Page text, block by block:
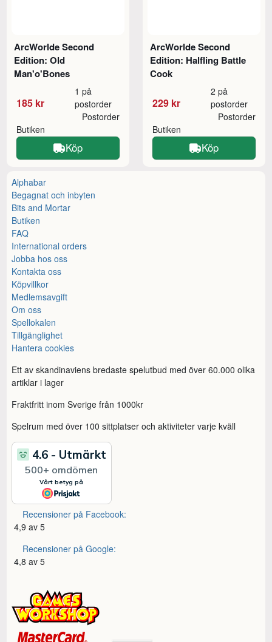
ArcWorlde Second
Edition: Old
Man'o'Bones
185 kr
1 på
postorder
Butiken
Postorder
Köp
ArcWorlde Second
Edition: Halfling Battle
Cook
229 kr
2 på
postorder
Butiken
Postorder
Köp
Alphabar
Begagnat och inbyten
Bits and Mortar
Butiken
FAQ
International orders
Jobba hos oss
Kontakta oss
Köpvillkor
Medlemsavgift
Om oss
Spellokalen
Tillgänglighet
Hantera cookies
Ett av skandinaviens bredaste spelutbud med över 60.000 olika
artiklar i lager
Fraktfritt inom Sverige från 1000kr
Spelrum med över 100 sittplatser och aktiviteter varje kväll
Recensioner på Facebook:
4,9 av 5
Recensioner på Google:
4,8 av 5